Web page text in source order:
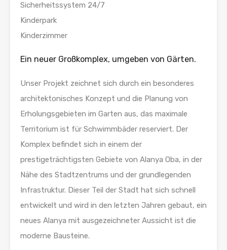
Sicherheitssystem 24/7
Kinderpark
Kinderzimmer
Ein neuer Großkomplex, umgeben von Gärten.
Unser Projekt zeichnet sich durch ein besonderes
architektonisches Konzept und die Planung von
Erholungsgebieten im Garten aus, das maximale
Territorium ist für Schwimmbäder reserviert. Der
Komplex befindet sich in einem der
prestigeträchtigsten Gebiete von Alanya Oba, in der
Nähe des Stadtzentrums und der grundlegenden
Infrastruktur. Dieser Teil der Stadt hat sich schnell
entwickelt und wird in den letzten Jahren gebaut, ein
neues Alanya mit ausgezeichneter Aussicht ist die
moderne Bausteine.